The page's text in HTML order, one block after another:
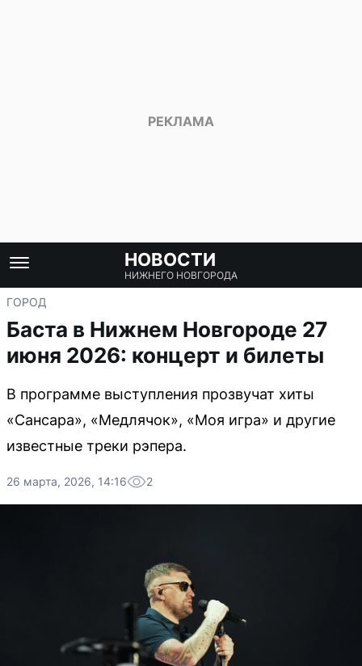
НОВОСТИ
НИЖНЕГО НОВГОРОДА
ГОРОД
Баста в Нижнем Новгороде 27
июня 2026: концерт и билеты
В программе выступления прозвучат хиты
«Сансара», «Медлячок», «Моя игра» и другие
известные треки рэпера.
26 марта, 2026, 14:16 2